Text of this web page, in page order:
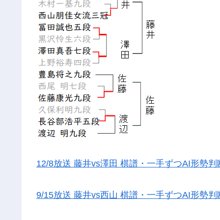
12/8放送 藤井vs澤田 棋譜・一手ずつAI形勢判
9/15放送 藤井vs西山 棋譜・一手ずつAI形勢判